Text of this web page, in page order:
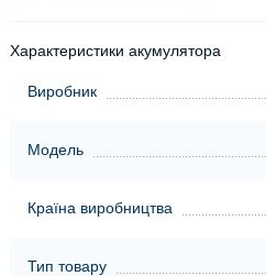
Характеристики акумулятора
Виробник
Модель
Країна виробництва
Тип товару